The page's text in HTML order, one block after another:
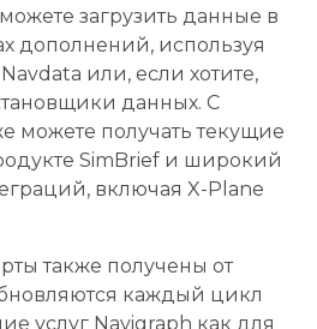
загрузить данные в
дополнений, используя
или, если хотите,
данных. С
можете получать текущие
SimBrief и широкий
включая X-Plane
также получены от
каждый цикл
услуг Navigraph как для